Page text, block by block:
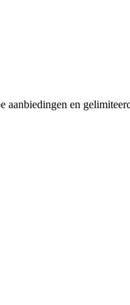
en